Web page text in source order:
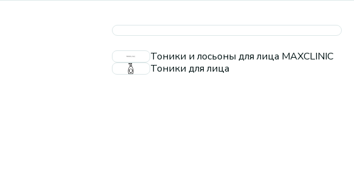
Тоники и лосьоны для лица MAXCLINIC
Тоники для лица